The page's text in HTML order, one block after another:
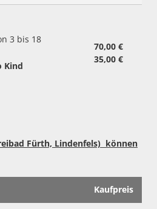
3 bis 18
Kind
70,00 €
35,00 €
Fürth, Lindenfels) können
Kaufpreis